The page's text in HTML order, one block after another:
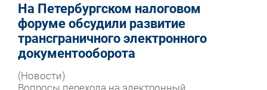
На Петербургском налоговом
форуме обсудили развитие
трансграничного электронного
документооборота
(Новости)
Вопросы перехода на электронный